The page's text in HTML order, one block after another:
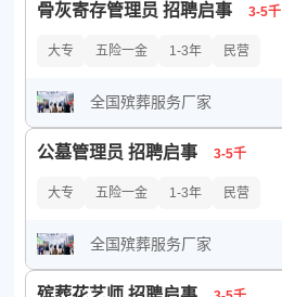
骨灰寄存管理员 招聘启事 3-5千
大专 五险一金 1-3年 民营
全国殡葬服务厂家
公墓管理员 招聘启事 3-5千
大专 五险一金 1-3年 民营
全国殡葬服务厂家